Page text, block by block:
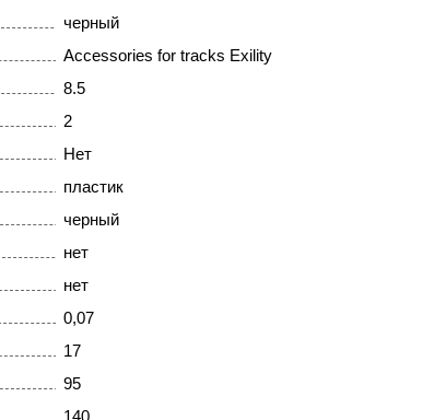
черный
Accessories for tracks Exility
8.5
2
Нет
пластик
черный
нет
нет
0,07
17
95